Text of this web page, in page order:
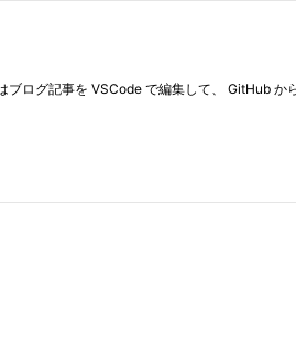
ログ記事を VSCode で編集して、 GitHub か